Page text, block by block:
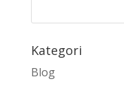
Kategori
Blog